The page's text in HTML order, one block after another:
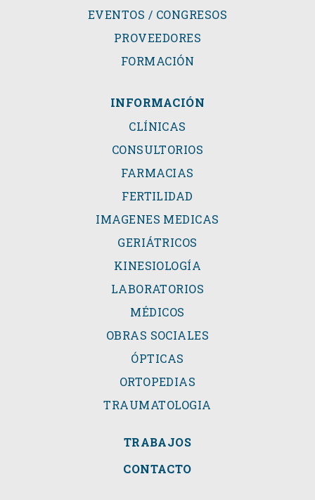
EVENTOS / CONGRESOS
PROVEEDORES
FORMACIÓN
INFORMACIÓN
CLÍNICAS
CONSULTORIOS
FARMACIAS
FERTILIDAD
IMAGENES MEDICAS
GERIÁTRICOS
KINESIOLOGÍA
LABORATORIOS
MÉDICOS
OBRAS SOCIALES
ÓPTICAS
ORTOPEDIAS
TRAUMATOLOGIA
TRABAJOS
CONTACTO